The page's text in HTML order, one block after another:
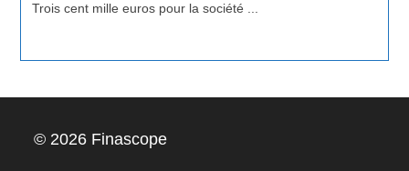
Trois cent mille euros pour la société ...
© 2026 Finascope